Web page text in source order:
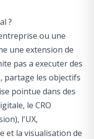
?
ou une
une extension de
pas a executer des
partage les objectifs
pointue dans des
le CRO
l'UX,
et la visualisation de